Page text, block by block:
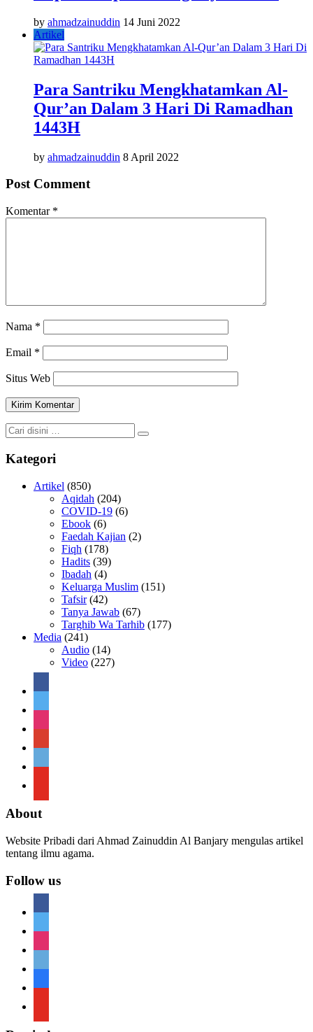
by ahmadzainuddin 14 Juni 2022
Artikel
Para Santriku Mengkhatamkan Al-
Qur’an Dalam 3 Hari Di Ramadhan
1443H
by ahmadzainuddin 8 April 2022
Post Comment
Komentar *
Nama *
Email *
Situs Web
Kategori
Artikel (850)
Aqidah (204)
COVID-19 (6)
Ebook (6)
Faedah Kajian (2)
Fiqh (178)
Hadits (39)
Ibadah (4)
Keluarga Muslim (151)
Tafsir(42)
Tanya Jawab (67)
Targhib Wa Tarhib (177)
Media (241)
Audio (14)
Video (227)
About
Website Pribadi dari Ahmad Zainuddin Al Banjary mengulas artikel
tentang ilmu agama.
Follow us